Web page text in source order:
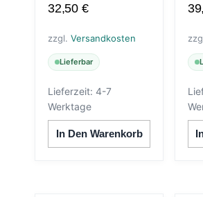
32,50 €
zzgl. Versandkosten
Lieferbar
Lieferzeit: 4-7
Werktage
In Den Warenkorb